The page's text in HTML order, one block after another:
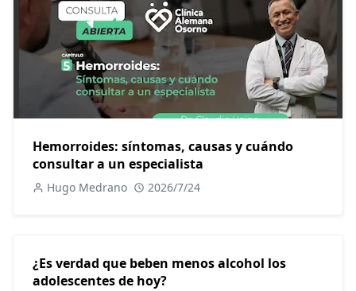
Hemorroides: síntomas, causas y cuándo
consultar a un especialista
Hugo Medrano 2026/7/24
¿Es verdad que beben menos alcohol los
adolescentes de hoy?